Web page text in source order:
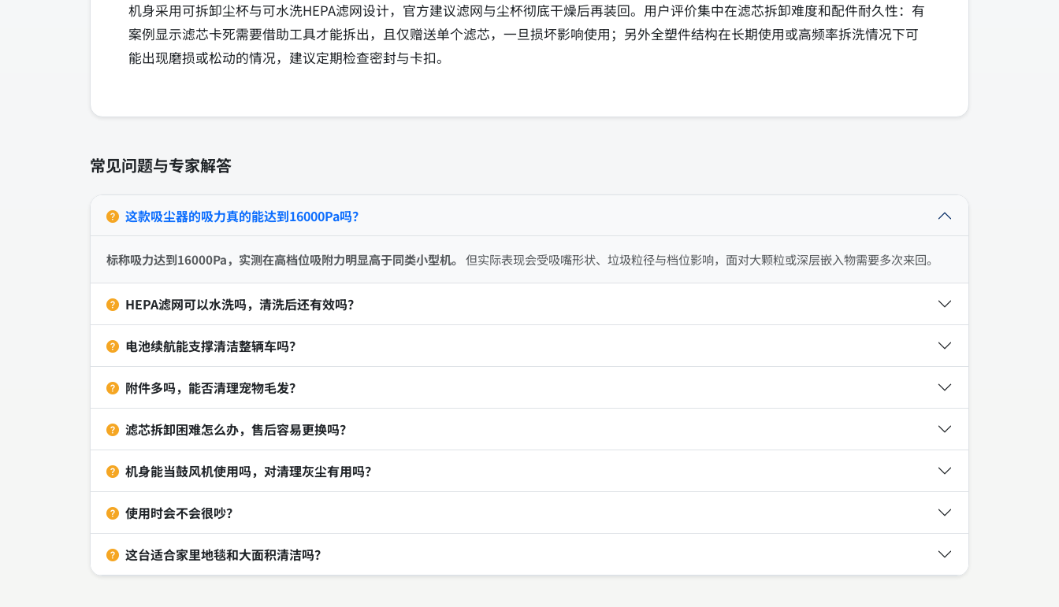
机身采用可拆卸尘杯与可水洗HEPA滤网设计，官方建议滤网与尘杯彻底干燥后再装回。用户评价集中在滤芯拆卸难度和配件耐久性：有
案例显示滤芯卡死需要借助工具才能拆出，且仅赠送单个滤芯，一旦损坏影响使用；另外全塑件结构在长期使用或高频率拆洗情况下可
能出现磨损或松动的情况，建议定期检查密封与卡扣。
常见问题与专家解答
这款吸尘器的吸力真的能达到16000Pa吗？
标称吸力达到16000Pa，实测在高档位吸附力明显高于同类小型机。 但实际表现会受吸嘴形状、垃圾粒径与档位影响，面对大颗粒或深层嵌入物需要多次来回。
HEPA滤网可以水洗吗，清洗后还有效吗？
电池续航能支撑清洁整辆车吗？
附件多吗，能否清理宠物毛发？
滤芯拆卸困难怎么办，售后容易更换吗？
机身能当鼓风机使用吗，对清理灰尘有用吗？
使用时会不会很吵？
这台适合家里地毯和大面积清洁吗？